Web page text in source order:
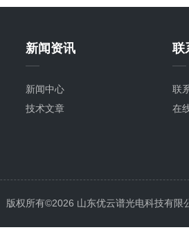
新闻资讯
新闻中心
技术文章
联
联
在
版权所有©2026 山东优云谱光电科技有